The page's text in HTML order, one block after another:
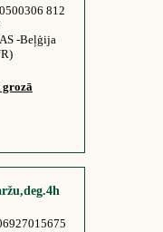
812
-Beļģija